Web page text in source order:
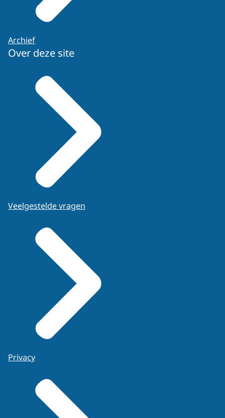
Archief
Over deze site
Veelgestelde vragen
Privacy